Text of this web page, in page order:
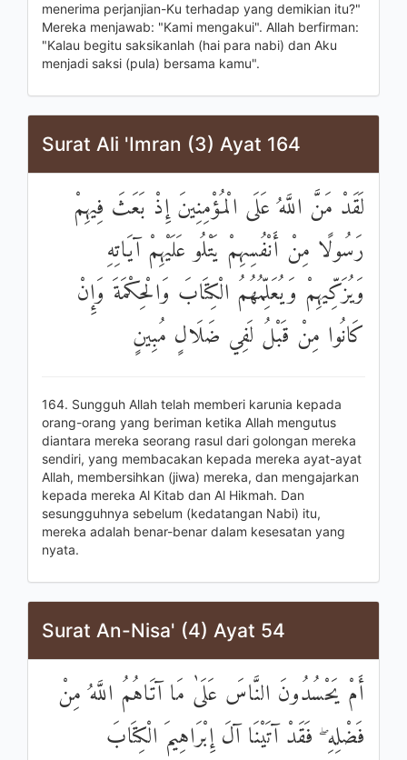
menerima perjanjian-Ku terhadap yang demikian itu?"
Mereka menjawab: "Kami mengakui". Allah berfirman:
"Kalau begitu saksikanlah (hai para nabi) dan Aku
menjadi saksi (pula) bersama kamu".
Surat Ali 'Imran (3) Ayat 164
لَقَدْ مَنَّ اللَّهُ عَلَى الْمُؤْمِنِينَ إِذْ بَعَثَ فِيهِمْ
رَسُولًا مِنْ أَنْفُسِهِمْ يَتْلُو عَلَيْهِمْ آيَاتِهِ
وَيُزَكِّيهِمْ وَيُعَلِّمُهُمُ الْكِتَابَ وَالْحِكْمَةَ وَإِنْ
كَانُوا مِنْ قَبْلُ لَفِي ضَلَالٍ مُبِينٍ
164. Sungguh Allah telah memberi karunia kepada
orang-orang yang beriman ketika Allah mengutus
diantara mereka seorang rasul dari golongan mereka
sendiri, yang membacakan kepada mereka ayat-ayat
Allah, membersihkan (jiwa) mereka, dan mengajarkan
kepada mereka Al Kitab dan Al Hikmah. Dan
sesungguhnya sebelum (kedatangan Nabi) itu,
mereka adalah benar-benar dalam kesesatan yang
nyata.
Surat An-Nisa' (4) Ayat 54
أَمْ يَحْسُدُونَ النَّاسَ عَلَىٰ مَا آتَاهُمُ اللَّهُ مِنْ
فَضْلِهِ ۖ فَقَدْ آتَيْنَا آلَ إِبْرَاهِيمَ الْكِتَابَ